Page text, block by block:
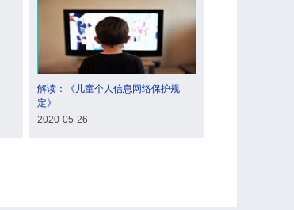
解读：《儿童个人信息网络保护规
定》
2020-05-26